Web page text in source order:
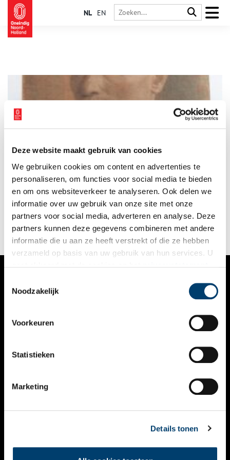
Deze website maakt gebruik van cookies
We gebruiken cookies om content en advertenties te
personaliseren, om functies voor social media te bieden
en om ons websiteverkeer te analyseren. Ook delen we
informatie over uw gebruik van onze site met onze
partners voor social media, adverteren en analyse. Deze
partners kunnen deze gegevens combineren met andere
informatie die u aan ze heeft verstrekt of die ze hebben
verzameld op basis van uw gebruik van hun services. U
Noodzakelijk
Voorkeuren
Statistieken
Marketing
Details tonen
NL EN
Begin maart ontving het Museum uit handen van oud-
Edammer Fred Roskam een zelfportret van de kunstenaar Ties
van Dijk (1873-1967), een ingekleurde tekening op getint
papier, met op de achterzijde ervan een boerderij (plaats
onbekend).
3 min
VERHALEN
KALENDER
THEMA’S
VIDEO’S
CONTACT